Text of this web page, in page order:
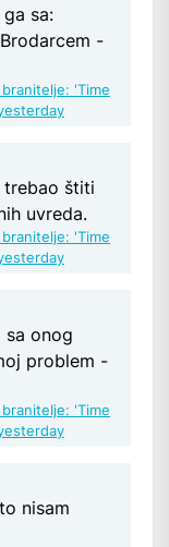
sa:
-
'Time
trebao štiti
uvreda.
'Time
sa onog
problem -
'Time
nisam